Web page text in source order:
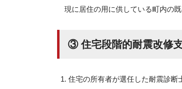
現に居住の用に供している町内の
③ 住宅段階的耐震改修
住宅の所有者が選任した耐震診断